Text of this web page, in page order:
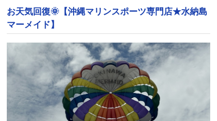
お天気回復🌞【沖縄マリンスポーツ専門店★水納島
マーメイド】